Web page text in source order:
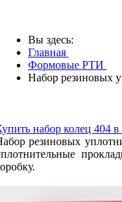
Вы здесь:
Главная
Формовые РТИ
Набор резиновых
набор колец 404 в
резиновых